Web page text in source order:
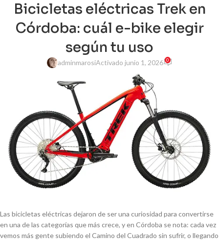
Bicicletas eléctricas Trek en
Córdoba: cuál e-bike elegir
según tu uso
adminmarosiActivado junio 1, 2026 0
Las bicicletas eléctricas dejaron de ser una curiosidad para convertirse
en una de las categorías que más crece, y en Córdoba se nota: cada vez
vemos más gente subiendo el Camino del Cuadrado sin sufrir, o llegando